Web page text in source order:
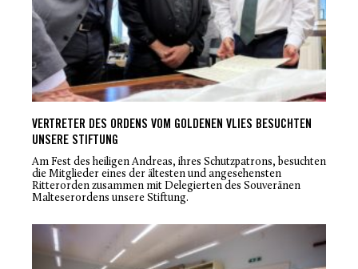
VERTRETER DES ORDENS VOM GOLDENEN VLIES BESUCHTEN
UNSERE STIFTUNG
Am Fest des heiligen Andreas, ihres Schutzpatrons, besuchten
die Mitglieder eines der ältesten und angesehensten
Ritterorden zusammen mit Delegierten des Souveränen
Malteserordens unsere Stiftung.